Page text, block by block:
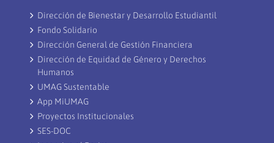
Dirección de Bienestar y Desarrollo Estudiantil
Fondo Solidario
Dirección General de Gestión Financiera
Dirección de Equidad de Género y Derechos
Humanos
UMAG Sustentable
App MiUMAG
Proyectos Institucionales
SES-DOC